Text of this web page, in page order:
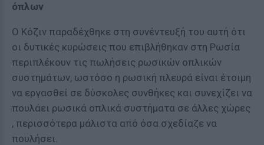
όπλων
Ο Κόζιν παραδέχθηκε στη συνέντευξή του αυτή ότι
οι δυτικές κυρώσεις που επιβλήθηκαν στη Ρωσία
περιπλέκουν τις πωλήσεις ρωσικών οπλικών
συστημάτων, ωστόσο η ρωσική πλευρά είναι έτοιμη
να εργασθεί σε δύσκολες συνθήκες και συνεχίζει να
πουλάει ρωσικά οπλικά συστήματα σε άλλες χώρες
, περισσότερα μάλιστα από όσα σχεδίαζε να
πουλήσει.